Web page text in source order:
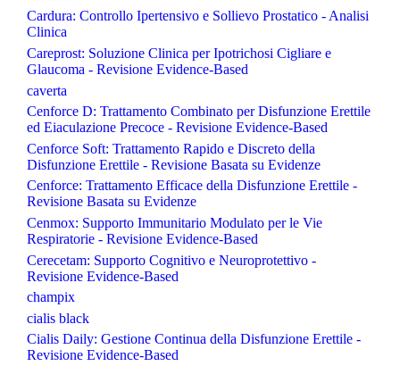
Cardura: Controllo Ipertensivo e Sollievo Prostatico - Analisi
Clinica
Careprost: Soluzione Clinica per Ipotrichosi Cigliare e
Glaucoma - Revisione Evidence-Based
caverta
Cenforce D: Trattamento Combinato per Disfunzione Erettile
ed Eiaculazione Precoce - Revisione Evidence-Based
Cenforce Soft: Trattamento Rapido e Discreto della
Disfunzione Erettile - Revisione Basata su Evidenze
Cenforce: Trattamento Efficace della Disfunzione Erettile -
Revisione Basata su Evidenze
Cenmox: Supporto Immunitario Modulato per le Vie
Respiratorie - Revisione Evidence-Based
Cerecetam: Supporto Cognitivo e Neuroprotettivo -
Revisione Evidence-Based
champix
cialis black
Cialis Daily: Gestione Continua della Disfunzione Erettile -
Revisione Evidence-Based